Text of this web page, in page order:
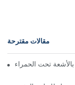
مقالات مقترحة
بالأشعة تحت الحمراء